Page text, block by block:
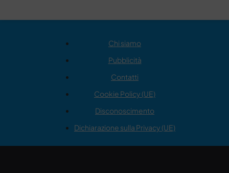
Chi siamo
Pubblicità
Contatti
Cookie Policy (UE)
Disconoscimento
Dichiarazione sulla Privacy (UE)